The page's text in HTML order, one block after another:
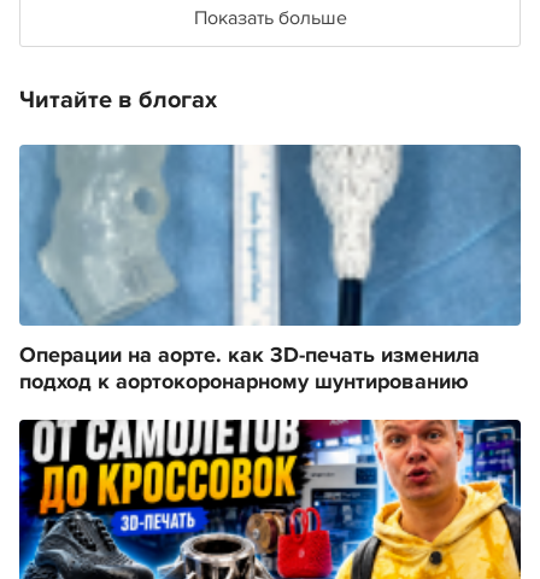
Показать больше
Читайте в блогах
Операции на аорте. как 3D-печать изменила
подход к аортокоронарному шунтированию